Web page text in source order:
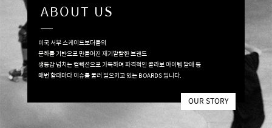
ABOUT US
미국 서부 스케이트보더들의
문화를 기반으로 만들어진 재기발랄한 브랜드
생동감 넘치는 컬렉션으로 가득하며 파격적인 콜라보 아이템 발매 등
매번 할때마다 이슈를 불러 일으키고 있는 BOARDS 입니다.
OUR STORY